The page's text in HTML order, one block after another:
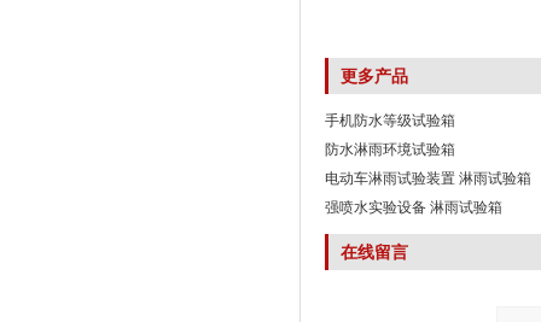
更多产品
手机防水等级试验箱
防水淋雨环境试验箱
电动车淋雨试验装置 淋雨试验箱
强喷水实验设备 淋雨试验箱
在线留言